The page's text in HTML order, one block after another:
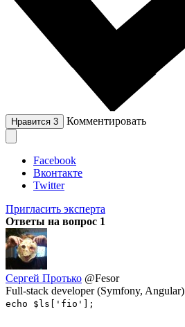
Нравится 3 Комментировать
Facebook
Вконтакте
Twitter
Пригласить эксперта
Ответы на вопрос 1
Сергей Протько @Fesor
Full-stack developer (Symfony, Angular)
echo $ls['fio'];